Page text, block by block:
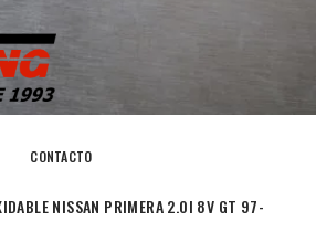
CONTACTO
NISSAN PRIMERA 2.0I 8V GT 97-